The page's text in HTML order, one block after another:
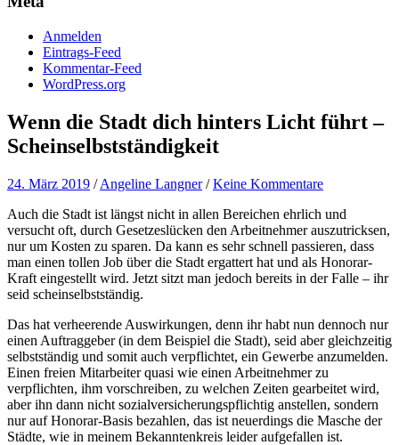
Anmelden
Eintrags-Feed
Kommentar-Feed
WordPress.org
Wenn die Stadt dich hinters Licht führt –
Scheinselbstständigkeit
24. März 2019 /Angeline Langner /Keine Kommentare
Auch die Stadt ist längst nicht in allen Bereichen ehrlich und
versucht oft, durch Gesetzeslücken den Arbeitnehmer auszutricksen,
nur um Kosten zu sparen. Da kann es sehr schnell passieren, dass
man einen tollen Job über die Stadt ergattert hat und als Honorar-
Kraft eingestellt wird. Jetzt sitzt man jedoch bereits in der Falle – ihr
seid scheinselbstständig.
Das hat verheerende Auswirkungen, denn ihr habt nun dennoch nur
einen Auftraggeber (in dem Beispiel die Stadt), seid aber gleichzeitig
selbstständig und somit auch verpflichtet, ein Gewerbe anzumelden.
Einen freien Mitarbeiter quasi wie einen Arbeitnehmer zu
verpflichten, ihm vorschreiben, zu welchen Zeiten gearbeitet wird,
aber ihn dann nicht sozialversicherungspflichtig anstellen, sondern
nur auf Honorar-Basis bezahlen, das ist neuerdings die Masche der
Städte, wie in meinem Bekanntenkreis leider aufgefallen ist.